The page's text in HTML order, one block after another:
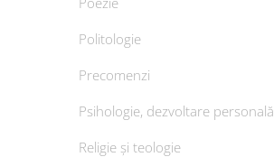
Politologie
Precomenzi
Psihologie, dezvoltare personală
Religie și teologie